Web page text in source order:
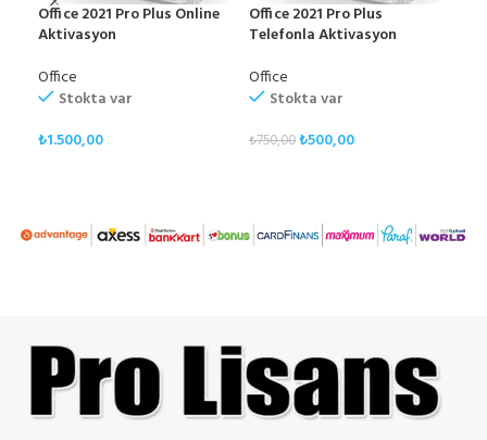
Office 2021 Pro Plus Online
Aktivasyon
Office
Stokta var
₺1.500,00
Office 2021 Pro Plus
Telefonla Aktivasyon
Office
Stokta var
₺750,00₺500,00